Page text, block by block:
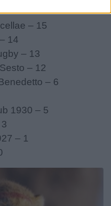
– 15
14
– 13
– 12
– 6
1930 – 5
– 1